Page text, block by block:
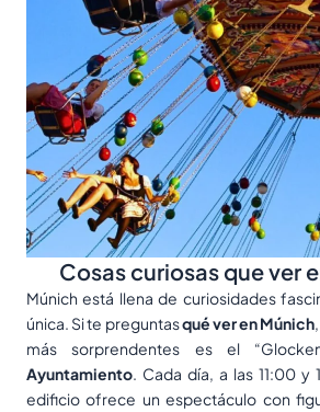
Cosas curiosas que ver
Múnich está llena de curiosidades
única. Si te preguntasqué ver en Múnich
más sorprendentes es el
Ayuntamiento. Cada día, a las 11:00 y
edificio ofrece un espectáculo con